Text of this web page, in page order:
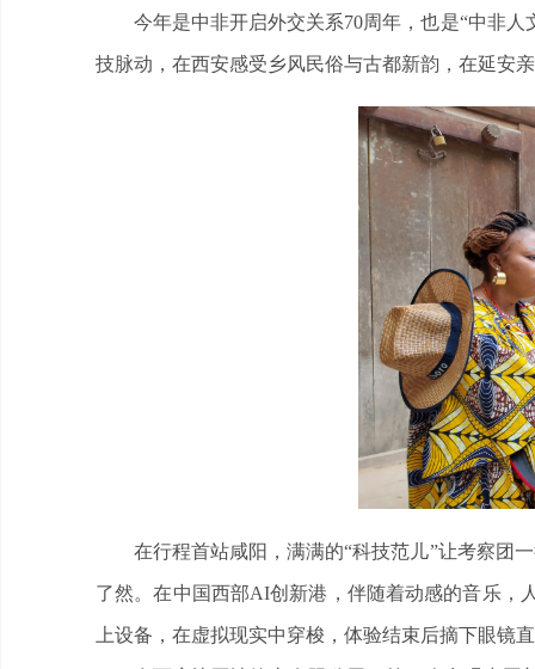
今年是中非开启外交关系70周年，也是“中非
技脉动，在西安感受乡风民俗与古都新韵，在延
在行程首站咸阳，满满的“科技范儿”让考察团
了然。在中国西部AI创新港，伴随着动感的音乐，
上设备，在虚拟现实中穿梭，体验结束后摘下眼镜